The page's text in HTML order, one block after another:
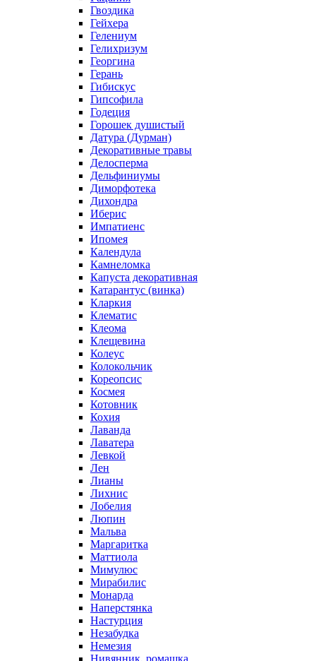
Гвоздика
Гейхера
Гелениум
Гелихризум
Георгина
Герань
Гибискус
Гипсофила
Годеция
Горошек душистый
Датура (Дурман)
Декоративные травы
Делосперма
Дельфиниумы
Диморфотека
Дихондра
Иберис
Импатиенс
Ипомея
Календула
Камнеломка
Капуста декоративная
Катарантус (винка)
Кларкия
Клематис
Клеома
Клещевина
Колеус
Колокольчик
Кореопсис
Космея
Котовник
Кохия
Лаванда
Лаватера
Левкой
Лен
Лианы
Лихнис
Лобелия
Люпин
Мальва
Маргаритка
Маттиола
Мимулюс
Мирабилис
Монарда
Наперстянка
Настурция
Незабудка
Немезия
Нивянник, ромашка